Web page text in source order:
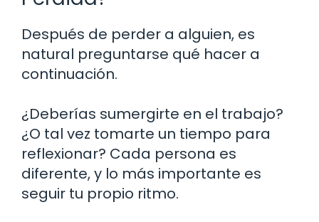
Después de perder a alguien, es
natural preguntarse qué hacer a
continuación.
¿Deberías sumergirte en el trabajo?
¿O tal vez tomarte un tiempo para
reflexionar? Cada persona es
diferente, y lo más importante es
seguir tu propio ritmo.